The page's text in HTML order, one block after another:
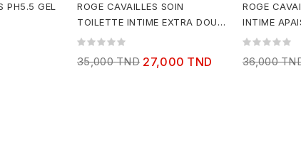
PH5.5 GEL
ROGE CAVAILLES SOIN
TOILETTE INTIME EXTRA DOUX
250ML
35,000 TND 27,000 TND
ROGE
INTIME
24H 50ML
36,000